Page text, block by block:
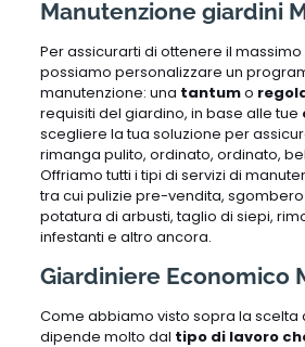
Manutenzione giardini
Per assicurarti di ottenere il
possiamo personalizzare un
manutenzione: una tantumo
requisiti del giardino, in base alle tue
scegliere la tua soluzione per
rimanga pulito, ordinato, ordinato,
Offriamo tutti i tipi di servizi di
tra cui pulizie pre-vendita,
potatura di arbusti, taglio di siepi,
infestanti e altro ancora.
Giardiniere Economico
Come abbiamo visto sopra la scelta
dipende molto dal tipo di lavoro